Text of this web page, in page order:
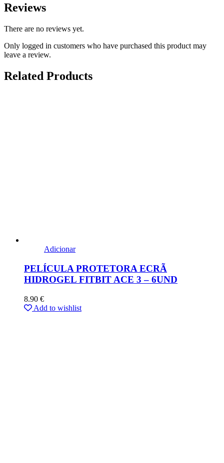
Reviews
There are no reviews yet.
Only logged in customers who have purchased this product may
leave a review.
Related Products
Adicionar
PELÍCULA PROTETORA ECRÃ
HIDROGEL FITBIT ACE 3 – 6UND
8.90 €
Add to wishlist